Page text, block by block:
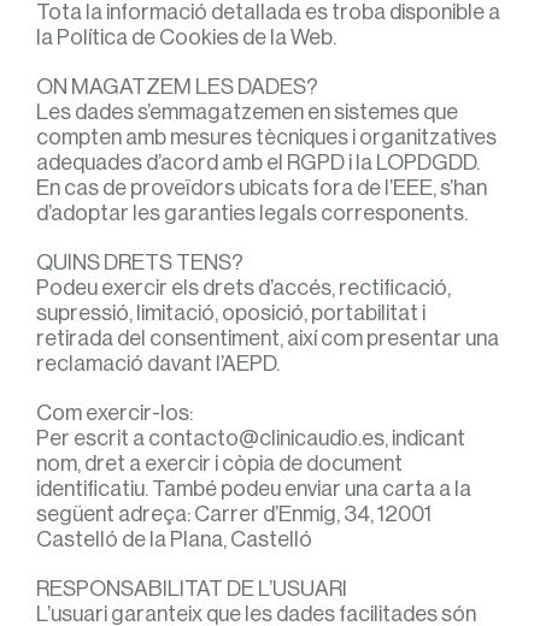
Tota la informació detallada es troba disponible a
la Política de Cookies de la Web.
ON MAGATZEM LES DADES?
Les dades s’emmagatzemen en sistemes que
compten amb mesures tècniques i organitzatives
adequades d’acord amb el RGPD i la LOPDGDD.
En cas de proveïdors ubicats fora de l’EEE, s’han
d’adoptar les garanties legals corresponents.
QUINS DRETS TENS?
Podeu exercir els drets d’accés, rectificació,
supressió, limitació, oposició, portabilitat i
retirada del consentiment, així com presentar una
reclamació davant l’AEPD.
Com exercir-los:
Per escrit a contacto@clinicaudio.es, indicant
nom, dret a exercir i còpia de document
identificatiu. També podeu enviar una carta a la
següent adreça: Carrer d’Enmig, 34, 12001
Castelló de la Plana, Castelló
RESPONSABILITAT DE L’USUARI
L’usuari garanteix que les dades facilitades són